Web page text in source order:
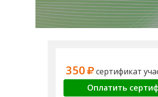
350
сертификат
Оплатить